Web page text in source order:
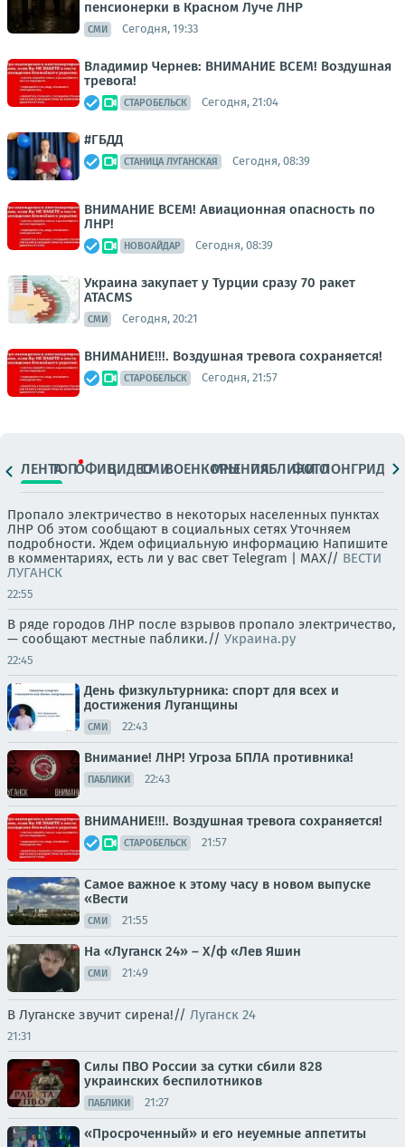
пенсионерки в Красном Луче ЛНР
СМИ Сегодня, 19:33
Владимир Чернев: ВНИМАНИЕ ВСЕМ! Воздушная
тревога!
СТАРОБЕЛЬСК Сегодня, 21:04
#ГБДД
СТАНИЦА ЛУГАНСКАЯ Сегодня, 08:39
ВНИМАНИЕ ВСЕМ! Авиационная опасность по
ЛНР!
НОВОАЙДАР Сегодня, 08:39
Украина закупает у Турции сразу 70 ракет
ATACMS
СМИ Сегодня, 20:21
ВНИМАНИЕ!!!. Воздушная тревога сохраняется!
СТАРОБЕЛЬСК Сегодня, 21:57
ЛЕНТАТОПОФИЦ.ВИДЕОСМИВОЕНКОРЫМНЕНИЯПАБЛИКИ
ФОТОЛОНГРИДЫ
Пропало электричество в некоторых населенных пунктах
ЛНР Об этом сообщают в социальных сетях Уточняем
подробности. Ждем официальную информацию Напишите
в комментариях, есть ли у вас свет Telegram | MAX// ВЕСТИ
ЛУГАНСК
22:55
В ряде городов ЛНР после взрывов пропало электричество,
— сообщают местные паблики.// Украина.ру
22:45
День физкультурника: спорт для всех и
достижения Луганщины
СМИ 22:43
Внимание! ЛНР! Угроза БПЛА противника!
ПАБЛИКИ 22:43
ВНИМАНИЕ!!!. Воздушная тревога сохраняется!
СТАРОБЕЛЬСК 21:57
Самое важное к этому часу в новом выпуске
«Вести
СМИ 21:55
На «Луганск 24» – Х/ф «Лев Яшин
СМИ 21:49
В Луганске звучит сирена!// Луганск 24
21:31
Силы ПВО России за сутки сбили 828
украинских беспилотников
ПАБЛИКИ 21:27
«Просроченный» и его неуемные аппетиты